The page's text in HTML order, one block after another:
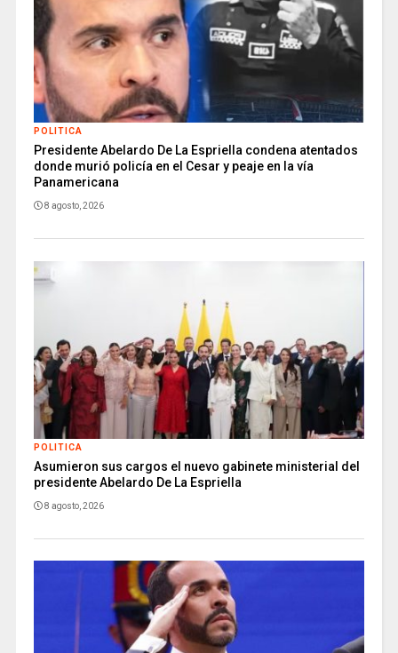
POLITICA
Presidente Abelardo De La Espriella condena atentados
donde murió policía en el Cesar y peaje en la vía
Panamericana
8 agosto, 2026
POLITICA
Asumieron sus cargos el nuevo gabinete ministerial del
presidente Abelardo De La Espriella
8 agosto, 2026